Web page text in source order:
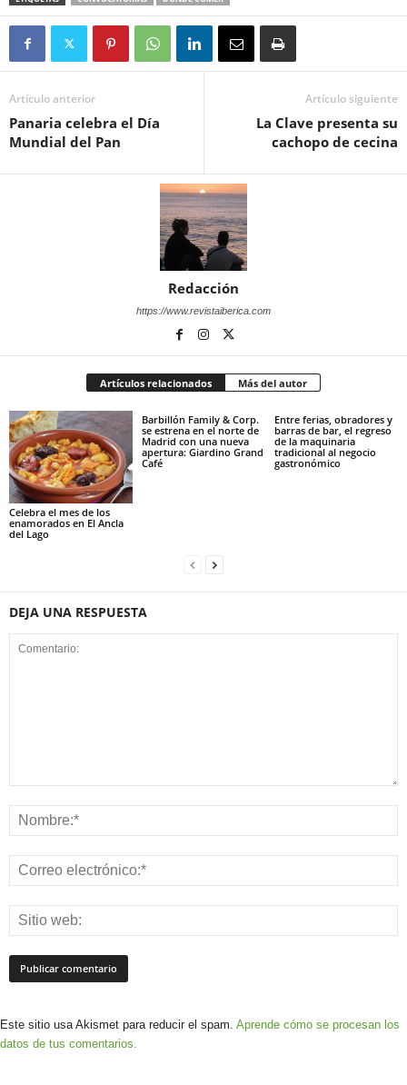
Artículo anterior
Panaria celebra el Día
Mundial del Pan
Artículo siguiente
La Clave presenta su
cachopo de cecina
Redacción
https://www.revistaiberica.com
Artículos relacionados Más del autor
Celebra el mes de los
enamorados en El Ancla
del Lago
Barbillón Family & Corp.
se estrena en el norte de
Madrid con una nueva
apertura: Giardino Grand
Café
Entre ferias, obradores y
barras de bar, el regreso
de la maquinaria
tradicional al negocio
gastronómico
DEJA UNA RESPUESTA
Este sitio usa Akismet para reducir el spam. Aprende cómo se procesan los
datos de tus comentarios.